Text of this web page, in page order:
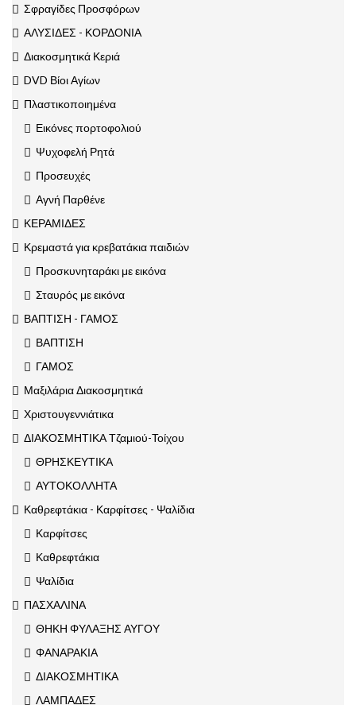
Σφραγίδες Προσφόρων
ΑΛΥΣΙΔΕΣ - ΚΟΡΔΟΝΙΑ
Διακοσμητικά Κεριά
DVD Βίοι Αγίων
Πλαστικοποιημένα
Εικόνες πορτοφολιού
Ψυχοφελή Ρητά
Προσευχές
Αγνή Παρθένε
ΚΕΡΑΜΙΔΕΣ
Κρεμαστά για κρεβατάκια παιδιών
Προσκυνηταράκι με εικόνα
Σταυρός με εικόνα
ΒΑΠΤΙΣΗ - ΓΑΜΟΣ
ΒΑΠΤΙΣΗ
ΓΑΜΟΣ
Μαξιλάρια Διακοσμητικά
Χριστουγεννιάτικα
ΔΙΑΚΟΣΜΗΤΙΚΑ Τζαμιού-Τοίχου
ΘΡΗΣΚΕΥΤΙΚΑ
ΑΥΤΟΚΟΛΛΗΤΑ
Καθρεφτάκια - Καρφίτσες - Ψαλίδια
Καρφίτσες
Καθρεφτάκια
Ψαλίδια
ΠΑΣΧΑΛΙΝΑ
ΘΗΚΗ ΦΥΛΑΞΗΣ ΑΥΓΟΥ
ΦΑΝΑΡΑΚΙΑ
ΔΙΑΚΟΣΜΗΤΙΚΑ
ΛΑΜΠΑΔΕΣ